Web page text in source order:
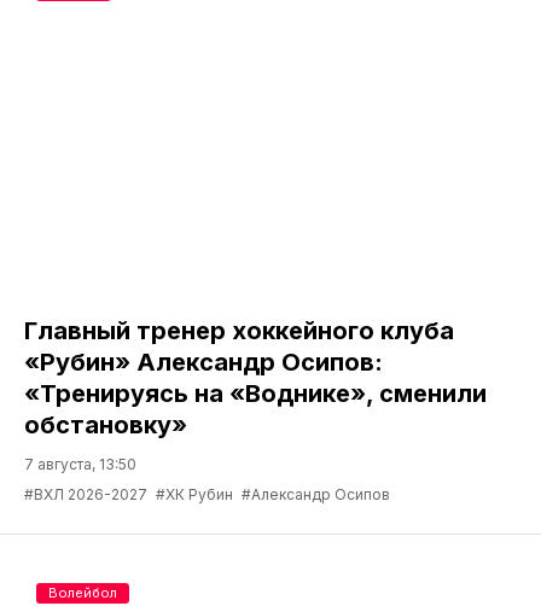
Главный тренер хоккейного клуба
«Рубин» Александр Осипов:
«Тренируясь на «Воднике», сменили
обстановку»
7 августа, 13:50
#ВХЛ 2026-2027 #ХК Рубин #Александр Осипов
Волейбол